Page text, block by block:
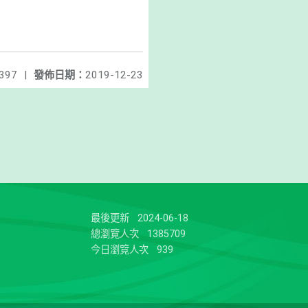
發佈日期： 2019-12-23
|
最後更新
2024-06-18
總瀏覽人次
1385709
今日瀏覽人次
939